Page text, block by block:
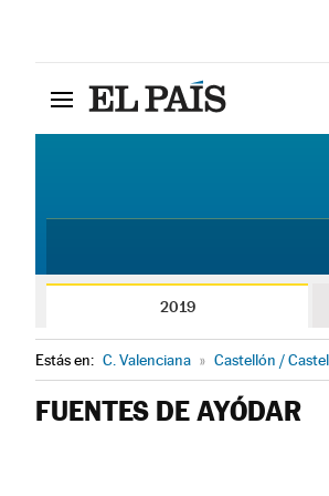
2019
Estás en: C. Valenciana » Castellón /
FUENTES DE AYÓDAR